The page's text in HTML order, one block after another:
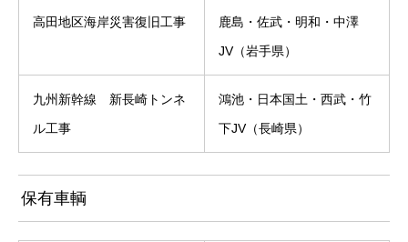
高田地区海岸災害復旧工事
鹿島・佐武・明和・中澤
JV（岩手県）
九州新幹線 新長崎トンネ
ル工事
鴻池・日本国土・西武・竹
下JV（長崎県）
保有車輌